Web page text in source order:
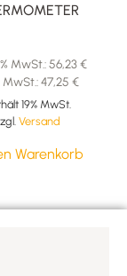
MwSt.:56,23€
MwSt.:47,25 €
19% MwSt.
Versand
Warenkorb